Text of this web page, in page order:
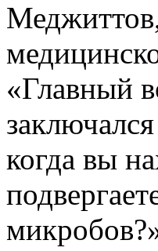
«Главный
когда вы